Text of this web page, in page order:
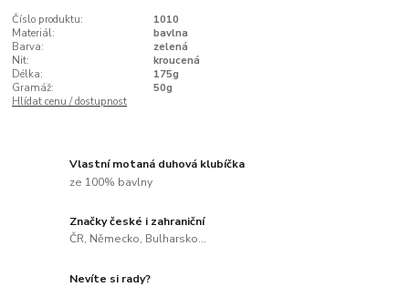
Číslo produktu:
1010
Materiál:
bavlna
Barva:
zelená
Nit:
kroucená
Délka:
175g
Gramáž:
50g
Hlídat cenu / dostupnost
Vlastní motaná duhová klubíčka
ze 100% bavlny
Značky české i zahraniční
ČR, Německo, Bulharsko...
Nevíte si rady?